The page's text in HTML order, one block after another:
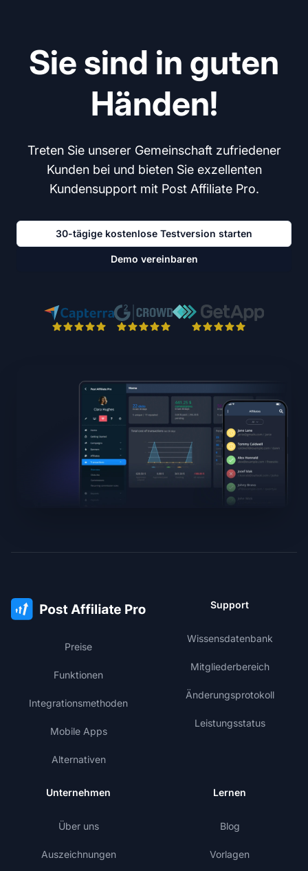
Sie sind in guten
Händen!
Treten Sie unserer Gemeinschaft zufriedener
Kunden bei und bieten Sie exzellenten
Kundensupport mit Post Affiliate Pro.
30-tägige kostenlose Testversion starten
Demo vereinbaren
Preise
Funktionen
Integrationsmethoden
Mobile Apps
Alternativen
Support
Wissensdatenbank
Mitgliederbereich
Änderungsprotokoll
Leistungsstatus
Unternehmen
Über uns
Auszeichnungen
Lernen
Blog
Vorlagen